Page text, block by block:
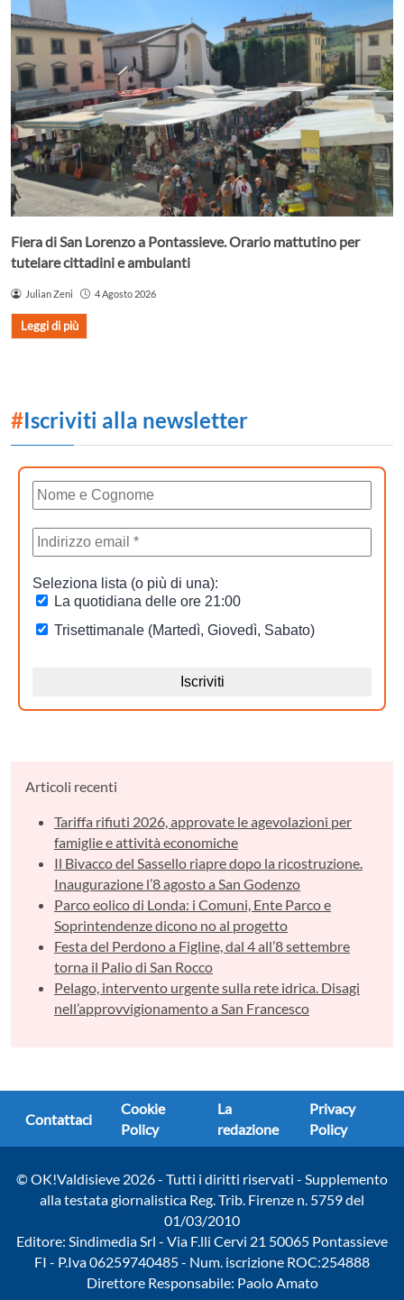
Fiera di San Lorenzo a Pontassieve. Orario mattutino per
tutelare cittadini e ambulanti
Julian Zeni 4 Agosto 2026
Leggi di più
#Iscriviti alla newsletter
Articoli recenti
Tariffa rifiuti 2026, approvate le agevolazioni per
famiglie e attività economiche
Il Bivacco del Sassello riapre dopo la ricostruzione.
Inaugurazione l’8 agosto a San Godenzo
Parco eolico di Londa: i Comuni, Ente Parco e
Soprintendenze dicono no al progetto
Festa del Perdono a Figline, dal 4 all’8 settembre
torna il Palio di San Rocco
Pelago, intervento urgente sulla rete idrica. Disagi
nell’approvvigionamento a San Francesco
Contattaci
Cookie
Policy
La
redazione
Privacy
Policy
© OK!Valdisieve 2026 - Tutti i diritti riservati - Supplemento
alla testata giornalistica Reg. Trib. Firenze n. 5759 del
01/03/2010
Editore: Sindimedia Srl - Via F.lli Cervi 21 50065 Pontassieve
FI - P.Iva 06259740485 - Num. iscrizione ROC:254888
Direttore Responsabile: Paolo Amato